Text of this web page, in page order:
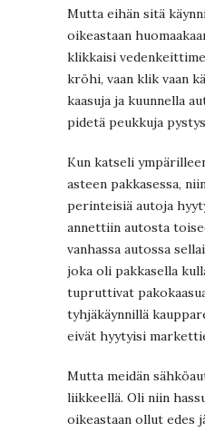
Mutta eihän sitä
oikeastaan
klikkaisi
kröhi, vaan klik vaan
kaasuja ja kuunnella
pidetä peukkuja
Kun katseli
asteen pakkasessa,
perinteisiä autoja
annettiin autosta
vanhassa autossa
joka oli pakkasella
tupruttivat
tyhjäkäynnillä
eivät hyytyisi
Mutta meidän
liikkeellä. Oli niin
oikeastaan ollut edes